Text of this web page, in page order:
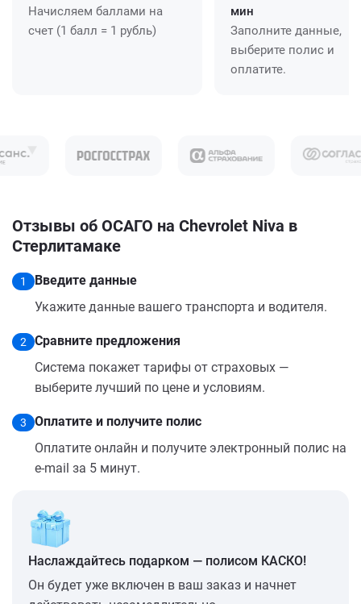
Начисляем баллами на
счет (1 балл = 1 рубль)
мин
Заполните данные,
выберите полис и
оплатите.
Отзывы об ОСАГО на Chevrolet Niva в
Стерлитамаке
1
Введите данные
Укажите данные вашего транспорта и водителя.
2
Сравните предложения
Система покажет тарифы от страховых —
выберите лучший по цене и условиям.
3
Оплатите и получите полис
Оплатите онлайн и получите электронный полис на
e-mail за 5 минут.
Наслаждайтесь подарком — полисом КАСКО!
Он будет уже включен в ваш заказ и начнет